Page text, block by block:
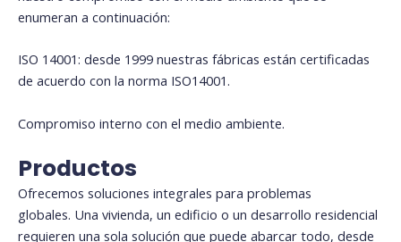
enumeran a continuación:
ISO 14001: desde 1999 nuestras fábricas están certificadas
de acuerdo con la norma ISO14001.
Compromiso interno con el medio ambiente.
Productos
Ofrecemos soluciones integrales para problemas
globales. Una vivienda, un edificio o un desarrollo residencial
requieren una sola solución que puede abarcar todo, desde